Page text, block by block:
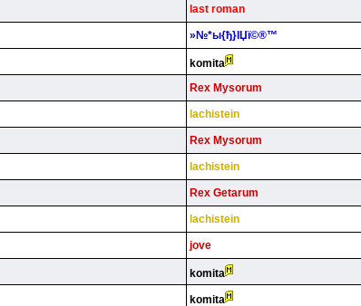
last roman
»№*ы{ђ}lЏї©®™
komita
Rex Mysorum
lachistein
Rex Mysorum
lachistein
Rex Getarum
lachistein
jove
komita
komita